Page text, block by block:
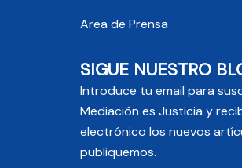
Area de Prensa
SIGUE NUESTRO
Introduce tu email para
Mediación es Justicia y
electrónico los nuevos
publiquemos.